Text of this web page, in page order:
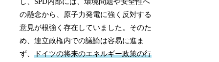
の懸念から、原子力発電に強く反対する
意見が根強く存在していました。そのた
め、連立政権内での議論は容易に進ま
ず、ドイツの将来のエネルギー政策の行